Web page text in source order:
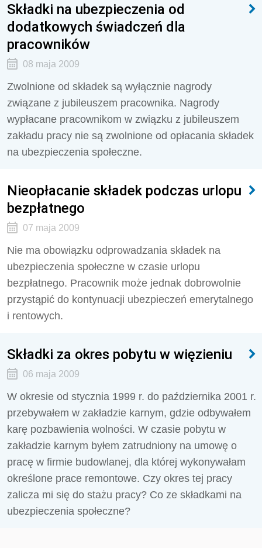
Składki na ubezpieczenia od
dodatkowych świadczeń dla
pracowników
08 maja 2009
Zwolnione od składek są wyłącznie nagrody
związane z jubileuszem pracownika. Nagrody
wypłacane pracownikom w związku z jubileuszem
zakładu pracy nie są zwolnione od opłacania składek
na ubezpieczenia społeczne.
Nieopłacanie składek podczas urlopu
bezpłatnego
07 maja 2009
Nie ma obowiązku odprowadzania składek na
ubezpieczenia społeczne w czasie urlopu
bezpłatnego. Pracownik może jednak dobrowolnie
przystąpić do kontynuacji ubezpieczeń emerytalnego
i rentowych.
Składki za okres pobytu w więzieniu
06 maja 2009
W okresie od stycznia 1999 r. do października 2001 r.
przebywałem w zakładzie karnym, gdzie odbywałem
karę pozbawienia wolności. W czasie pobytu w
zakładzie karnym byłem zatrudniony na umowę o
pracę w firmie budowlanej, dla której wykonywałam
określone prace remontowe. Czy okres tej pracy
zalicza mi się do stażu pracy? Co ze składkami na
ubezpieczenia społeczne?